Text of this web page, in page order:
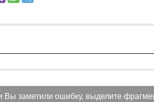
Вы заметили ошибку, выделите